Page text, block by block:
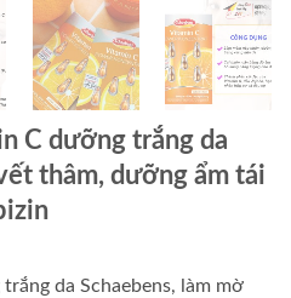
C dưỡng trắng da
thâm, dưỡng ẩm tái
da Schaebens, làm mờ